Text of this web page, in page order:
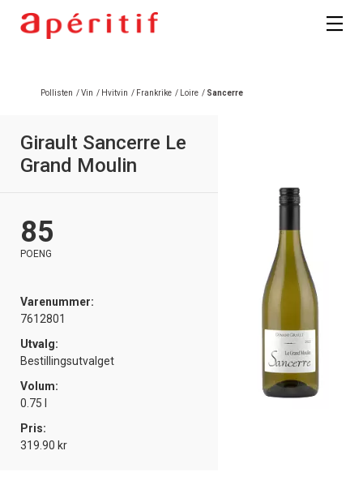
Pollisten /Vin / Hvitvin / Frankrike / Loire / Sancerre
Girault Sancerre Le
Grand Moulin
85
POENG
Varenummer:
7612801
Utvalg:
Bestillingsutvalget
Volum:
0.75 l
Pris:
319.90 kr